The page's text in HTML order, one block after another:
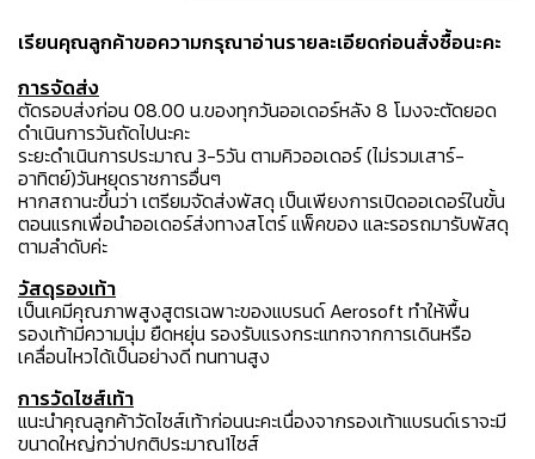
เรียนคุณลูกค้าขอความกรุณาอ่านรายละเอียดก่อนสั่งซื้อนะคะ️
การจัดส่ง
ตัดรอบส่งก่อน 08.00 น.ของทุกวันออเดอร์หลัง 8 โมงจะตัดยอด
ดำเนินการวันถัดไปนะคะ
ระยะดำเนินการประมาณ 3-5วัน ตามคิวออเดอร์ (ไม่รวมเสาร์-
อาทิตย์)วันหยุดราชการอื่นๆ
หากสถานะขึ้นว่า เตรียมจัดส่งพัสดุ เป็นเพียงการเปิดออเดอร์ในขั้น
ตอนแรกเพื่อนำออเดอร์ส่งทางสโตร์ แพ็คของ และรอรถมารับพัสดุ
ตามลำดับค่ะ
วัสดุรองเท้า
เป็นเคมีคุณภาพสูงสูตรเฉพาะของแบรนด์ Aerosoft ทำให้พื้น
รองเท้ามีความนุ่ม ยืดหยุ่น รองรับแรงกระแทกจากการเดินหรือ
เคลื่อนไหวได้เป็นอย่างดี ทนทานสูง
การวัดไซส์เท้า
แนะนำคุณลูกค้าวัดไซส์เท้าก่อนนะคะเนื่องจากรองเท้าแบรนด์เราจะมี
ขนาดใหญ่กว่าปกติประมาณ1ไซส์